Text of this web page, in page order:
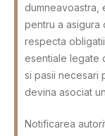
dumneavoastra,
pentru a asigura
respecta
esentiale legate
si pasii necesari
devina asociat
Notificarea